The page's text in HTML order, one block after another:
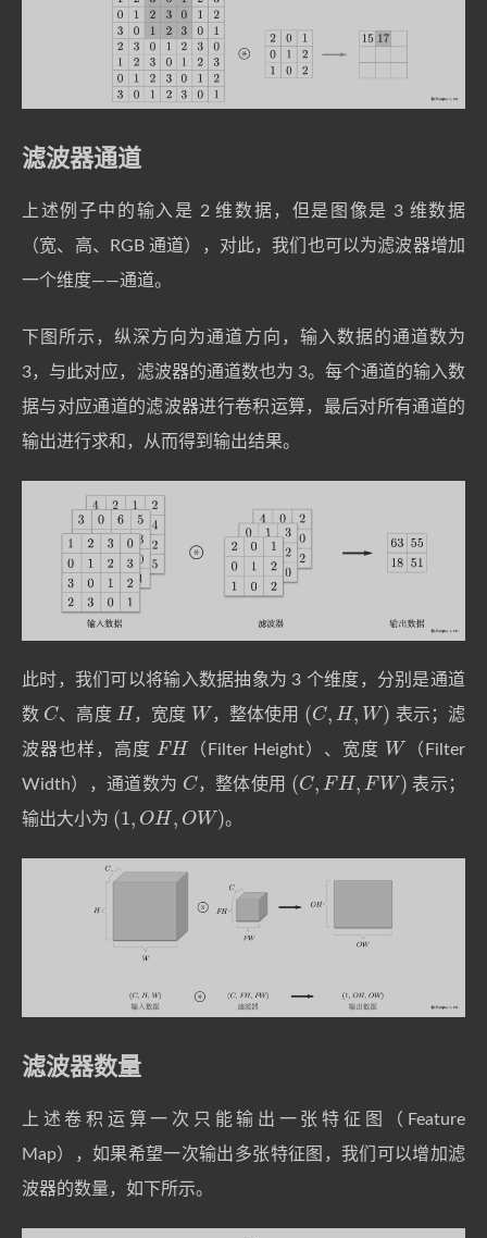
滤波器通道
上述例子中的输入是 2 维数据，但是图像是 3 维数据
（宽、高、RGB 通道），对此，我们也可以为滤波器增加
一个维度——通道。
下图所示，纵深方向为通道方向，输入数据的通道数为
3，与此对应，滤波器的通道数也为 3。每个通道的输入数
据与对应通道的滤波器进行卷积运算，最后对所有通道的
输出进行求和，从而得到输出结果。
此时，我们可以将输入数据抽象为 3 个维度，分别是通道
数 C、高度 H ，宽度 W ，整体使用 (C,H,W)
表示；滤
波器也样，高度
FH （Filter Height）、宽度 W （Filter
Width），通道数为 C，整体使用 (C,F H,FW)
表示；
输出大小为 (1 OH,O W) 。
滤波器数量
上述卷积运算一次只能输出一张特征图（Feature
Map），如果希望一次输出多张特征图，我们可以增加滤
波器的数量，如下所示。